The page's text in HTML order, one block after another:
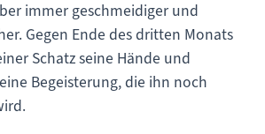
immer geschmeidiger und
Gegen Ende des dritten Monats
Schatz seine Hände und
Begeisterung, die ihn noch